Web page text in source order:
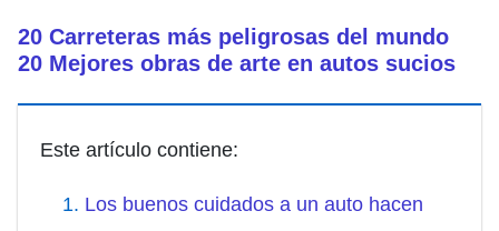
20 Carreteras más peligrosas del mundo
20 Mejores obras de arte en autos sucios
Este artículo contiene:
Los buenos cuidados a un auto hacen